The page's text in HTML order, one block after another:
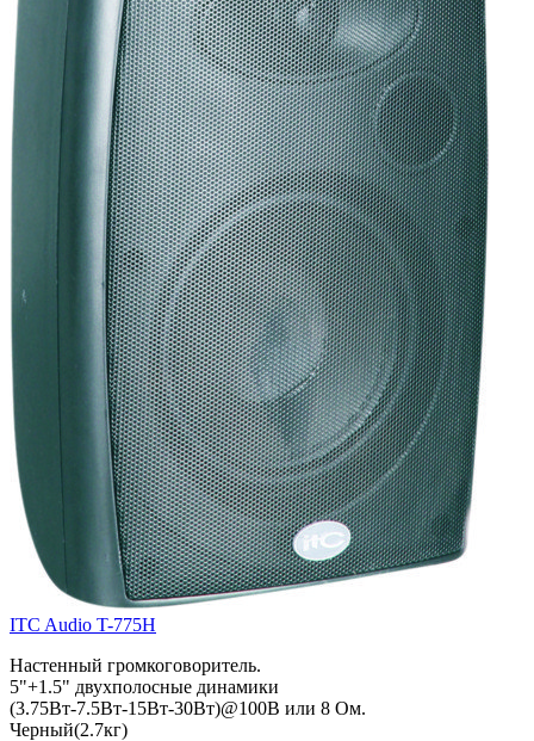
ITC Audio T-775H
Настенный громкоговоритель.
5"+1.5" двухполосные динамики
(3.75Вт-7.5Вт-15Вт-30Вт)@100В или 8 Ом.
Черный(2.7кг)